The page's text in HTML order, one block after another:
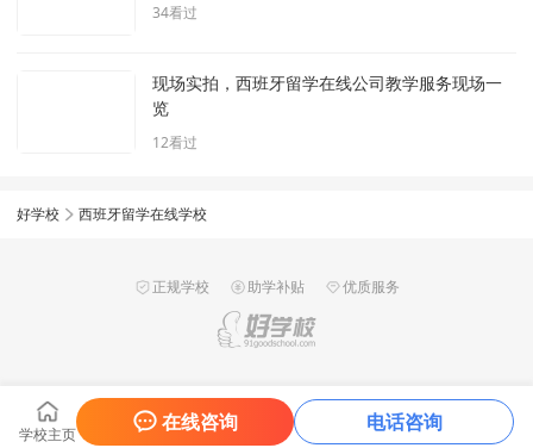
34看过
现场实拍，西班牙留学在线公司教学服务现场一
览
12看过
学校主页 在线咨询 电话咨询
好学校 西班牙留学在线学校
正规学校 助学补贴 优质服务